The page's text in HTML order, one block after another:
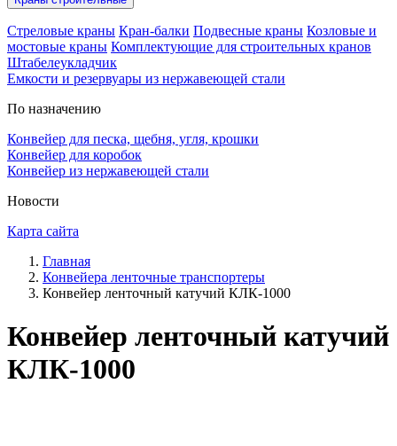
Стреловые краны Кран-балки Подвесные краны Козловые и
мостовые краны Комплектующие для строительных кранов
Штабелеукладчик
Емкости и резервуары из нержавеющей стали
По назначению
Конвейер для песка, щебня, угля, крошки
Конвейер для коробок
Конвейер из нержавеющей стали
Новости
Карта сайта
Главная
Конвейера ленточные транспортеры
Конвейер ленточный катучий КЛК-1000
Конвейер ленточный катучий
КЛК-1000